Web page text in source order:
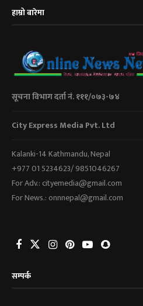
हाम्रो बारेमा
सूचना विभाग दर्ता नं. १११/०७३-७४
City Express Media Pvt. Ltd
Kalanki-14 Kathmandu, Nepal
+977 01 5234623/ 9851046267
For Adv.: cityemedia@gmail.com
For News.: onnnepal@gmail.com
सम्पर्क